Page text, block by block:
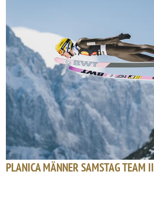
PLANICA MÄNNER SAMSTAG TEAM II